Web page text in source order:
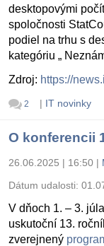
desktopovými
spoločnosti
podiel na trhu s
kategóriu „
Zdroj: https://
2 | IT novinky
O konferencii
26.06.2025 | 16:50 |
Dátum udalosti:
V dňoch 1. – 3.
uskutoční 13.
zverejnený